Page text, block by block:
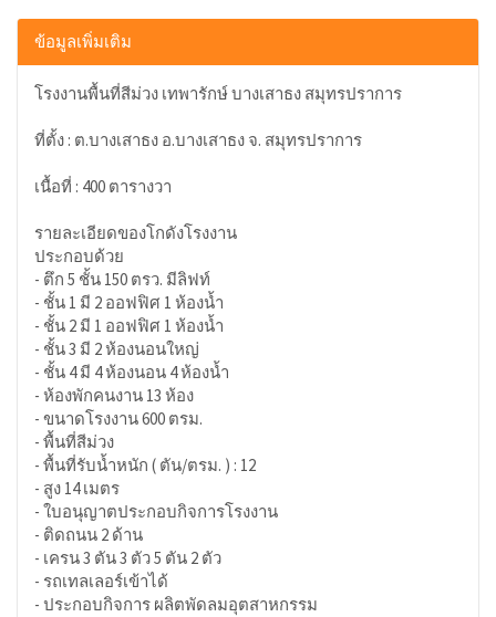
ข้อมูลเพิ่มเติม
โรงงานพื้นที่สีม่วง เทพารักษ์ บางเสาธง สมุทรปราการ
ที่ตั้ง : ต.บางเสาธง อ.บางเสาธง จ. สมุทรปราการ
เนื้อที่ : 400 ตารางวา
รายละเอียดของโกดังโรงงาน
ประกอบด้วย
- ตึก 5 ชั้น 150 ตรว. มีลิฟท์
- ชั้น 1 มี 2 ออฟฟิศ 1 ห้องน้ำ
- ชั้น 2 มี 1 ออฟฟิศ 1 ห้องน้ำ
- ชั้น 3 มี 2 ห้องนอนใหญ่
- ชั้น 4 มี 4 ห้องนอน 4 ห้องน้ำ
- ห้องพักคนงาน 13 ห้อง
- ขนาดโรงงาน 600 ตรม.
- พื้นที่สีม่วง
- พื้นที่รับน้ำหนัก ( ตัน/ตรม. ) : 12
- สูง 14 เมตร
- ใบอนุญาตประกอบกิจการโรงงาน
- ติดถนน 2 ด้าน
- เครน 3 ตัน 3 ตัว 5 ตัน 2 ตัว
- รถเทลเลอร์เข้าได้
- ประกอบกิจการ ผลิตพัดลมอุตสาหกรรม